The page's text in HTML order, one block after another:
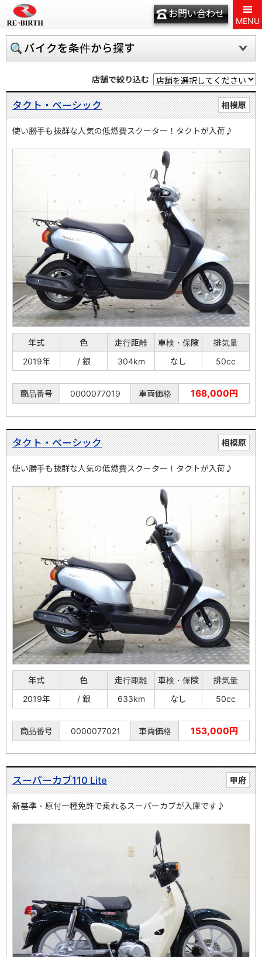
お問い合わせ
MENU
バイクを条件から探す
店舗で絞り込む
相模原
タクト・ベーシック
使い勝手も抜群な人気の低燃費スクーター！タクトが入荷♪
年式 色 走行距離 車検・保険
排気量
2019年
/ 銀 304km なし 50cc
商品番号 0000077019 車両価格 168,000円
相模原
タクト・ベーシック
使い勝手も抜群な人気の低燃費スクーター！タクトが入荷♪
年式 色 走行距離 車検・保険
排気量
2019年
/ 銀 633km なし 50cc
商品番号 0000077021 車両価格 153,000円
甲府
スーパーカブ110 Lite
新基準・原付一種免許で乗れるスーパーカブが入庫です♪